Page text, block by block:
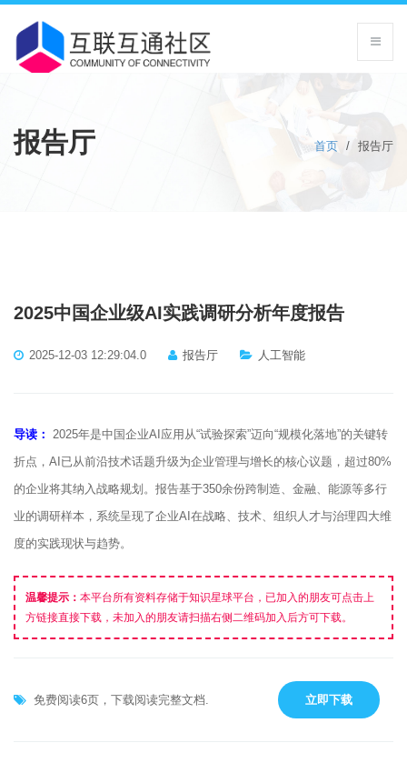
报告厅 首页 / 报告厅
2025中国企业级AI实践调研分析年度报告
2025-12-03 12:29:04.0 报告厅 人工智能
导读： 2025年是中国企业AI应用从“试验探索”迈向“规模化落地”的关键转
折点，AI已从前沿技术话题升级为企业管理与增长的核心议题，超过80%
的企业将其纳入战略规划。报告基于350余份跨制造、金融、能源等多行
业的调研样本，系统呈现了企业AI在战略、技术、组织人才与治理四大维
度的实践现状与趋势。
温馨提示： 本平台所有资料存储于知识星球平台，已加入的朋友可点击上
方链接直接下载，未加入的朋友请扫描右侧二维码加入后方可下载。
免费阅读6页，下载阅读完整文档. 立即下载